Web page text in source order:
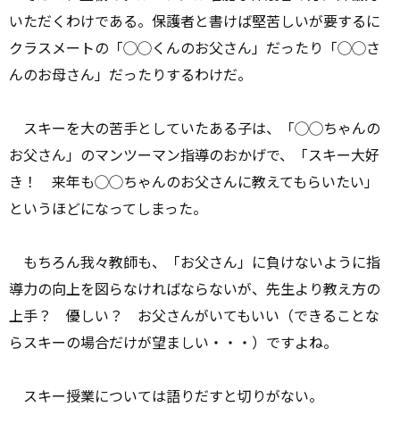
いただくわけである。保護者と書けば堅苦しいが要するに
クラスメートの「◯◯くんのお父さん」だったり「◯◯さ
んのお母さん」だったりするわけだ。
スキーを大の苦手としていたある子は、「◯◯ちゃんの
お父さん」のマンツーマン指導のおかげで、「スキー大好
き！ 来年も◯◯ちゃんのお父さんに教えてもらいたい」
というほどになってしまった。
もちろん我々教師も、「お父さん」に負けないように指
導力の向上を図らなければならないが、先生より教え方の
上手？ 優しい？ お父さんがいてもいい（できることな
らスキーの場合だけが望ましい・・・）ですよね。
スキー授業については語りだすと切りがない。